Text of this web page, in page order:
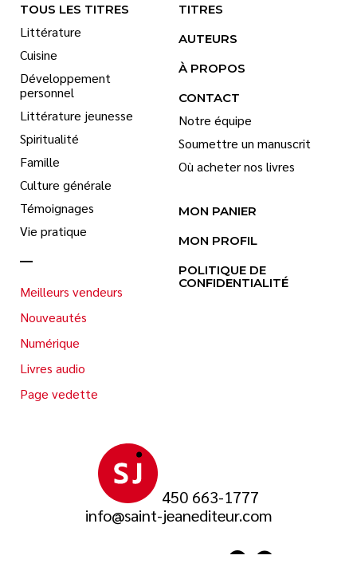
450 663-1777
info@saint-jeanediteur.com
TOUS LES TITRES
Littérature
Cuisine
Développement
personnel
Littérature jeunesse
Spiritualité
Famille
Culture générale
Témoignages
Vie pratique
Meilleurs vendeurs
Nouveautés
Numérique
Livres audio
Page vedette
TITRES
AUTEURS
À PROPOS
CONTACT
Notre équipe
Soumettre un manuscrit
Où acheter nos livres
MON PANIER
MON PROFIL
POLITIQUE DE
CONFIDENTIALITÉ